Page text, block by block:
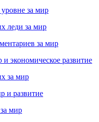
за мир
леди за мир
за мир
экономическое развитие
за мир
и развитие
мир